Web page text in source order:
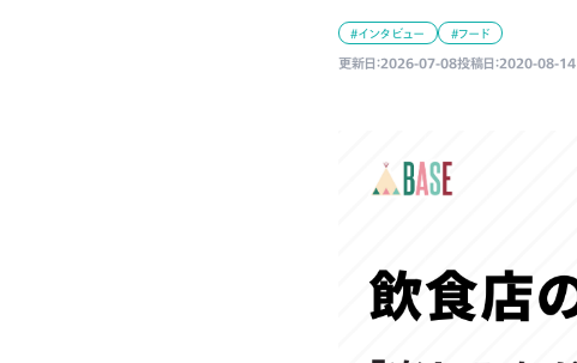
#インタビュー #フード
更新日：2026-07-08投稿日：2020-08-14